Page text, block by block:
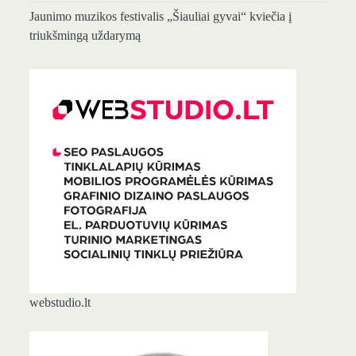
Jaunimo muzikos festivalis „Šiauliai gyvai“ kviečia į
triukšmingą uždarymą
webstudio.lt